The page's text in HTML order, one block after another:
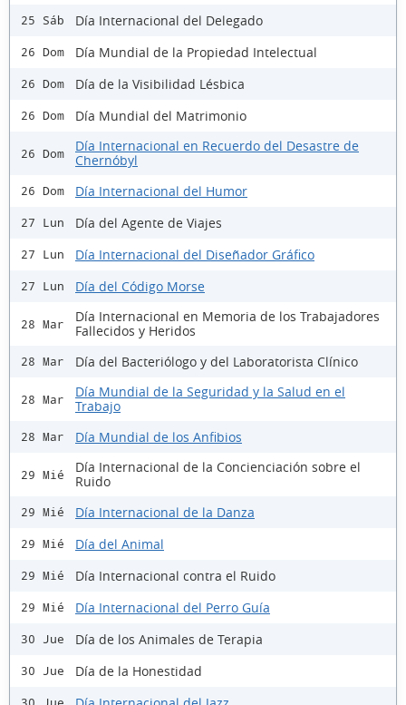
25 Sáb Día Internacional del Delegado
26 Dom Día Mundial de la Propiedad Intelectual
26 Dom Día de la Visibilidad Lésbica
26 Dom Día Mundial del Matrimonio
26 Dom
Día Internacional en Recuerdo del Desastre de
Chernóbyl
26 Dom Día Internacional del Humor
27 Lun Día del Agente de Viajes
27 Lun Día Internacional del Diseñador Gráfico
27 Lun Día del Código Morse
28 Mar
Día Internacional en Memoria de los Trabajadores
Fallecidos y Heridos
28 Mar Día del Bacteriólogo y del Laboratorista Clínico
28 Mar
Día Mundial de la Seguridad y la Salud en el
Trabajo
28 Mar Día Mundial de los Anfibios
29 Mié
Día Internacional de la Concienciación sobre el
Ruido
29 Mié Día Internacional de la Danza
29 Mié Día del Animal
29 Mié Día Internacional contra el Ruido
29 Mié Día Internacional del Perro Guía
30 Jue Día de los Animales de Terapia
30 Jue Día de la Honestidad